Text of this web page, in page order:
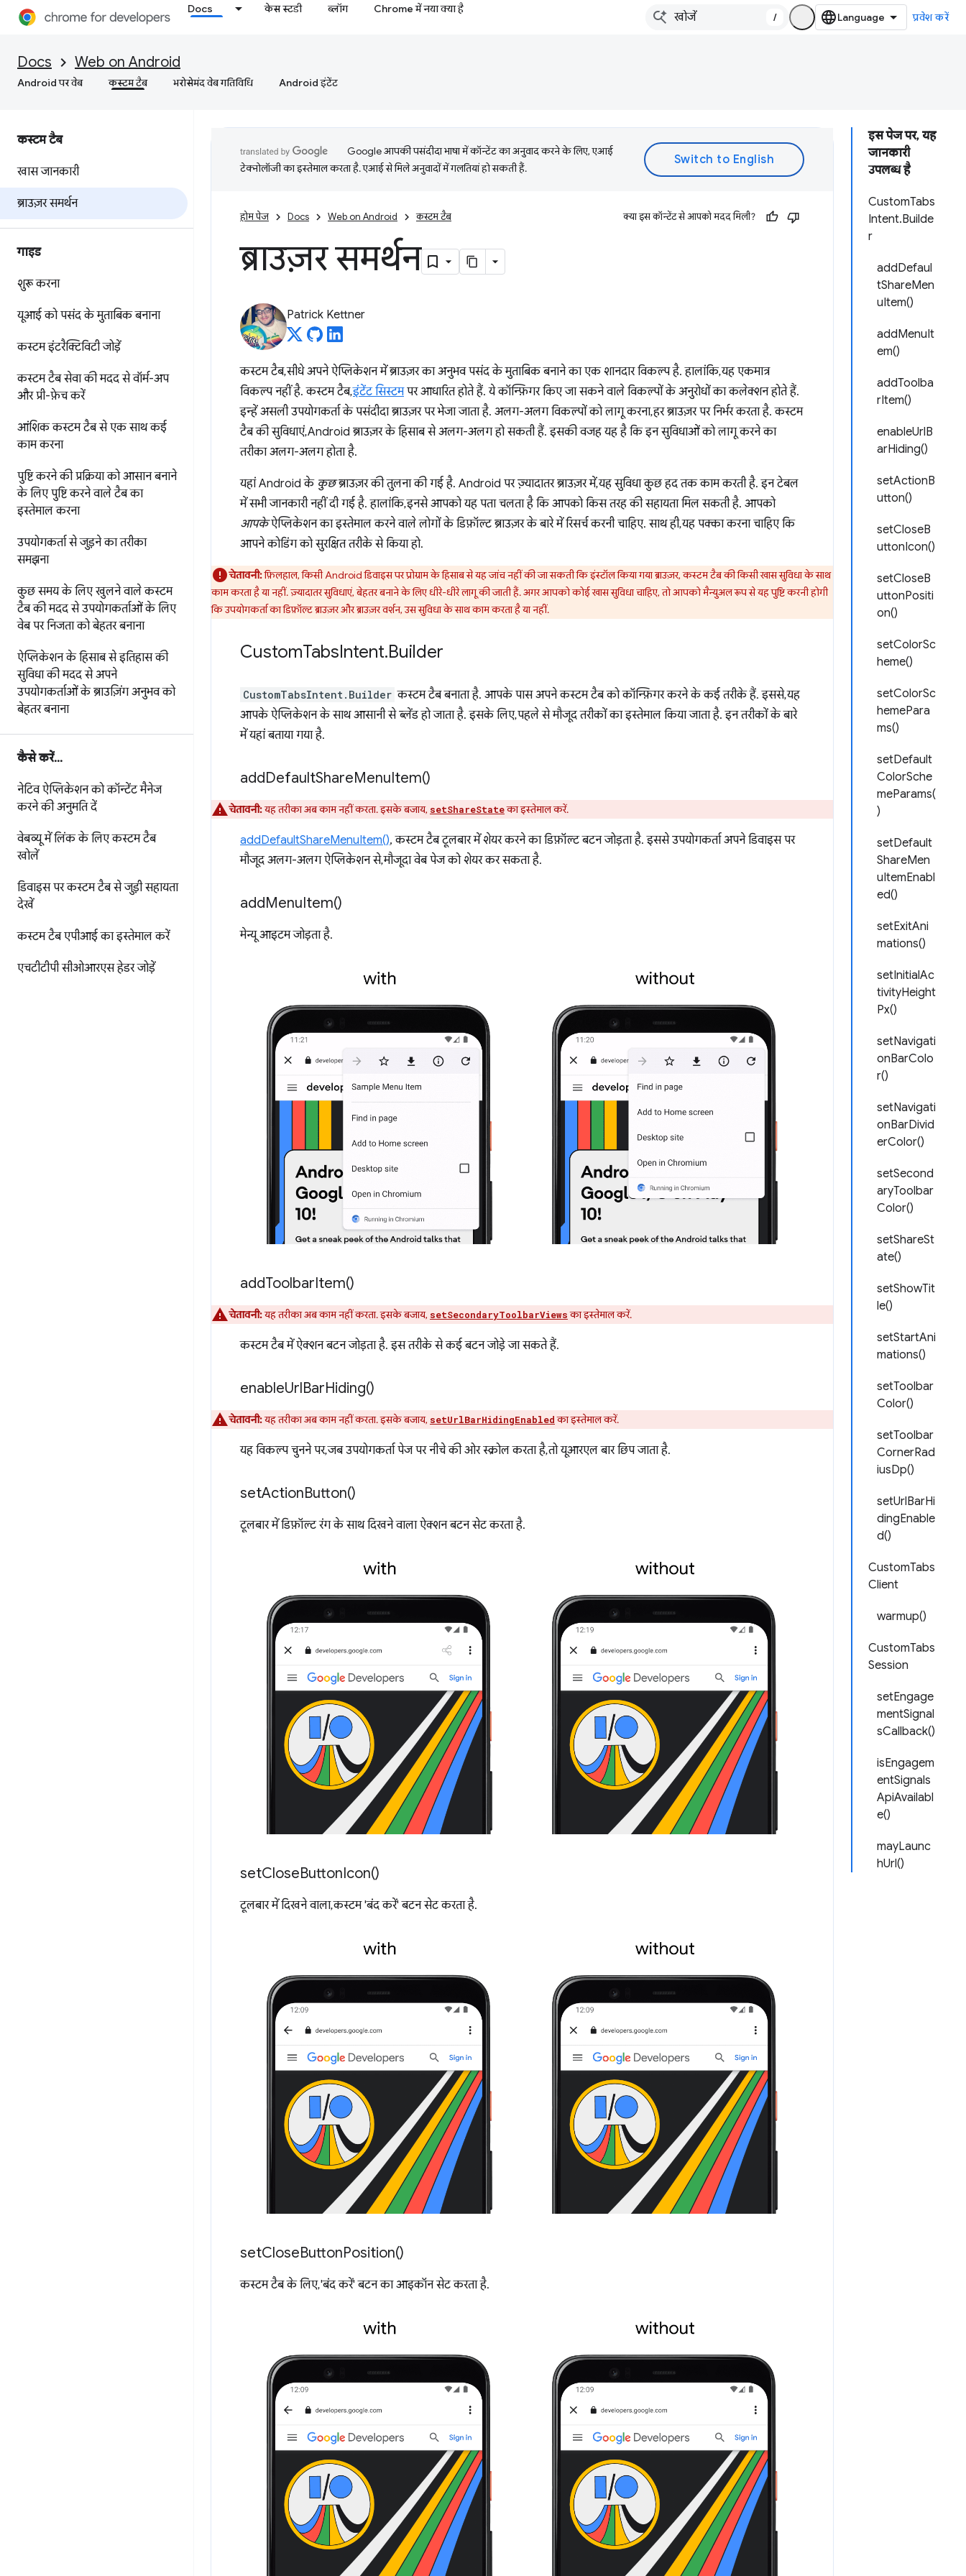
Docs केस स्टडी ब्लॉग Chrome में नया क्या है
/ प्रवेश करें
Docs Web on Android
Android पर वेब कस्‍टम टैब भरोसेमंद वेब गतिविधि Android इंटेंट
कस्‍टम टैब
खास जानकारी
ब्राउज़र समर्थन
गाइड
शुरू करना
यूआई को पसंद के मुताबिक बनाना
कस्टम इंटरैक्टिविटी जोड़ें
कस्टम टैब सेवा की मदद से वॉर्म-अप
और प्री-फ़ेच करें
आंशिक कस्टम टैब से एक साथ कई
काम करना
पुष्टि करने की प्रक्रिया को आसान बनाने
के लिएपुष्टि करने वाले टैब का
इस्तेमाल करना
उपयोगकर्ता से जुड़ने का तरीका
समझना
कुछ समय के लिए खुलने वाले कस्टम
टैब की मदद सेउपयोगकर्ताओं के लिए
वेब पर निजता को बेहतर बनाना
ऐप्लिकेशन के हिसाब से इतिहास की
सुविधा की मदद सेअपने
उपयोगकर्ताओं के ब्राउज़िंग अनुभव को
बेहतर बनाना
कैसे करें...
नेटिव ऐप्लिकेशन को कॉन्टेंट मैनेज
करने की अनुमति दें
वेबव्यू में लिंक के लिए कस्टम टैब
खोलें
डिवाइस पर कस्टम टैब से जुड़ी सहायता
देखें
कस्टम टैब एपीआई का इस्तेमाल करें
एचटीटीपी सीओआरएस हेडर जोड़ें
इस पेज पर, यह
जानकारी
उपलब्ध है
CustomTabs
Intent.Builde
r
addDefaul
tShareMen
uItem()
addMenuIt
em()
addToolba
rItem()
enableUrlB
arHiding()
setActionB
utton()
setCloseB
uttonIcon()
setCloseB
uttonPositi
on()
setColorSc
heme()
setColorSc
hemePara
ms()
setDefault
ColorSche
meParams(
)
setDefault
ShareMen
uItemEnabl
ed()
setExitAni
mations()
setInitialAc
tivityHeight
Px()
setNavigati
onBarColo
r()
setNavigati
onBarDivid
erColor()
setSecond
aryToolbar
Color()
setShareSt
ate()
setShowTit
le()
setStartAni
mations()
setToolbar
Color()
setToolbar
CornerRad
iusDp()
setUrlBarHi
dingEnable
d()
CustomTabs
Client
warmup()
CustomTabs
Session
setEngage
mentSignal
sCallback()
isEngagem
entSignals
ApiAvailabl
e()
mayLaunc
hUrl()
Google आपकी पसंदीदा भाषा में कॉन्टेंट का अनुवाद करने के लिए, एआई
टेक्नोलॉजी का इस्तेमाल करता है. एआई से मिले अनुवादों में गलतियां हो सकती हैं.
होम पेज Docs Web on Android कस्‍टम टैब क्या इस कॉन्टेंट से आपको मदद मिली?
ब्राउज़र समर्थन
Patrick Kettner
कस्टम टैब, सीधे अपने ऐप्लिकेशन में ब्राउज़र का अनुभव पसंद के मुताबिक बनाने का एक शानदार विकल्प है. हालांकि, यह एकमात्र
विकल्प नहीं है. कस्टम टैब,इंटेंट सिस्टमपर आधारित होते हैं. ये कॉन्फ़िगर किए जा सकने वाले विकल्पों के अनुरोधों का कलेक्शन होते हैं.
इन्हें असली उपयोगकर्ता के पसंदीदा ब्राउज़र पर भेजा जाता है. अलग-अलग विकल्पों को लागू करना, हर ब्राउज़र पर निर्भर करता है. कस्टम
टैब की सुविधाएं, Android ब्राउज़र के हिसाब से अलग-अलग हो सकती हैं. इसकी वजह यह है कि इन सुविधाओं को लागू करने का
तरीका अलग-अलग होता है.
यहां Android के कुछब्राउज़र की तुलना की गई है. Android पर ज़्यादातर ब्राउज़र में, यह सुविधा कुछ हद तक काम करती है. इन टेबल
में सभी जानकारी नहीं दी गई है. हालांकि, इनसे आपको यह पता चलता है कि आपको किस तरह की सहायता मिल सकती है. आपको
आपकेऐप्लिकेशन का इस्तेमाल करने वाले लोगों के डिफ़ॉल्ट ब्राउज़र के बारे में रिसर्च करनी चाहिए. साथ ही, यह पक्का करना चाहिए कि
आपने कोडिंग को सुरक्षित तरीके से किया हो.
चेतावनी:फ़िलहाल, किसी Android डिवाइस पर प्रोग्राम के हिसाब से यह जांच नहीं की जा सकती कि इंस्टॉल किया गया ब्राउज़र, कस्टम टैब की किसी खास सुविधा के साथ
काम करता है या नहीं. ज़्यादातर सुविधाएं, बेहतर बनाने के लिए धीरे-धीरे लागू की जाती हैं. अगर आपको कोई खास सुविधा चाहिए, तो आपको मैन्युअल रूप से यह पुष्टि करनी होगी
कि उपयोगकर्ता का डिफ़ॉल्ट ब्राउज़र और ब्राउज़र वर्शन, उस सुविधा के साथ काम करता है या नहीं.
CustomTabsIntent.Builder
CustomTabsIntent.Builder कस्टम टैब बनाता है. आपके पास अपने कस्टम टैब को कॉन्फ़िगर करने के कई तरीके हैं. इससे, यह
आपके ऐप्लिकेशन के साथ आसानी से ब्लेंड हो जाता है. इसके लिए, पहले से मौजूद तरीकों का इस्तेमाल किया जाता है. इन तरीकों के बारे
में यहां बताया गया है.
addDefaultShareMenuItem()
चेतावनी:यह तरीका अब काम नहीं करता. इसके बजाय, setShareStateका इस्तेमाल करें.
addDefaultShareMenuItem(), कस्टम टैब टूलबार में शेयर करने का डिफ़ॉल्ट बटन जोड़ता है. इससे उपयोगकर्ता अपने डिवाइस पर
मौजूद अलग-अलग ऐप्लिकेशन से, मौजूदा वेब पेज को शेयर कर सकता है.
addMenuItem()
मेन्यू आइटम जोड़ता है.
addToolbarItem()
चेतावनी:यह तरीका अब काम नहीं करता. इसके बजाय, setSecondaryToolbarViewsका इस्तेमाल करें.
कस्टम टैब में ऐक्शन बटन जोड़ता है. इस तरीके से कई बटन जोड़े जा सकते हैं.
enableUrlBarHiding()
चेतावनी:यह तरीका अब काम नहीं करता. इसके बजाय, setUrlBarHidingEnabledका इस्तेमाल करें.
यह विकल्प चुनने पर, जब उपयोगकर्ता पेज पर नीचे की ओर स्क्रोल करता है, तो यूआरएल बार छिप जाता है.
setActionButton()
टूलबार में डिफ़ॉल्ट रंग के साथ दिखने वाला ऐक्शन बटन सेट करता है.
setCloseButtonIcon()
टूलबार में दिखने वाला, कस्टम 'बंद करें' बटन सेट करता है.
setCloseButtonPosition()
कस्टम टैब के लिए, 'बंद करें' बटन का आइकॉन सेट करता है.